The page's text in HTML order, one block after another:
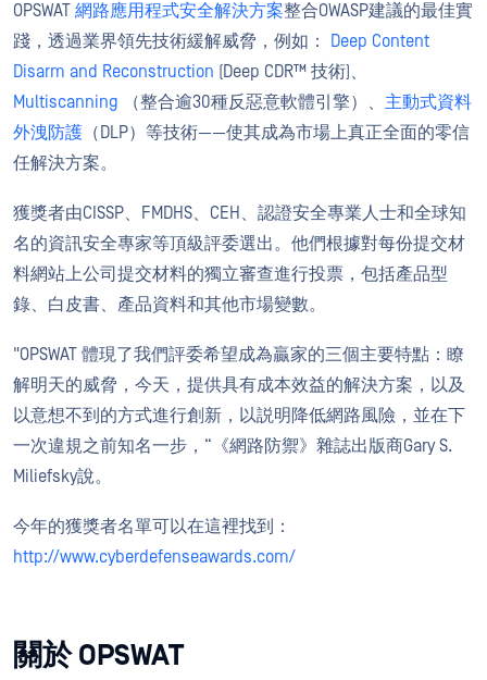
OPSWAT 網路應用程式安全解決方案整合OWASP建議的最佳實
踐，透過業界領先技術緩解威脅，例如：
Deep Content
Disarm and Reconstruction (Deep CDR™ 技術)、
Multiscanning （整合逾30種反惡意軟體引擎）、 主動式資料
外洩防護 （DLP）等技術——使其成為市場上真正全面的零信
任解決方案。
獲獎者由CISSP、FMDHS、CEH、認證安全專業人士和全球知
名的資訊安全專家等頂級評委選出。他們根據對每份提交材
料網站上公司提交材料的獨立審查進行投票，包括產品型
錄、白皮書、產品資料和其他市場變數。
"OPSWAT 體現了我們評委希望成為贏家的三個主要特點：瞭
解明天的威脅，今天，提供具有成本效益的解決方案，以及
以意想不到的方式進行創新，以説明降低網路風險，並在下
一次違規之前知名一步，“《網路防禦》雜誌出版商Gary S.
Miliefsky說。
今年的獲獎者名單可以在這裡找到：
http://www.cyberdefenseawards.com/
關於 OPSWAT